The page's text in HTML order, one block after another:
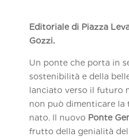
Editoriale di Piazza
Gozzi.
Un ponte che porta in
sostenibilità e della
lanciato verso il futuro
non può dimenticare la
nato. Il nuovo Ponte
frutto della genialità